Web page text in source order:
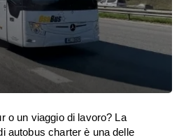
o un viaggio di lavoro? La
autobus charter è una delle